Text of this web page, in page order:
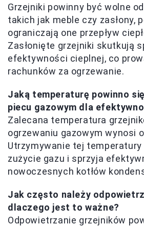
Grzejniki powinny być wolne
takich jak meble czy zasłony,
ograniczają one przepływ
Zasłonięte grzejniki skutkują
efektywności cieplnej, co
rachunków za ogrzewanie.
Jaką temperaturę powinno
piecu gazowym dla
Zalecana temperatura
ogrzewaniu gazowym wynosi
Utrzymywanie tej temperatury
zużycie gazu i sprzyja
nowoczesnych kotłów
Jak często należy
dlaczego jest to ważne?
Odpowietrzanie grzejników